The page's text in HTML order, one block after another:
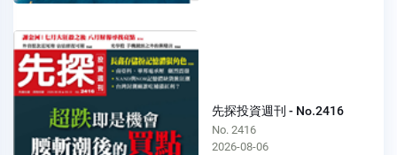
先探投資週刊 - No.2416
No. 2416
2026-08-06